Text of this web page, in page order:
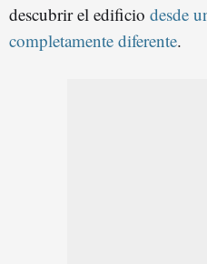
descubrir el edificio desde
completamente diferente.